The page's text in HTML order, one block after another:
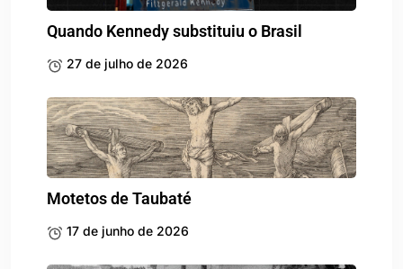
Quando Kennedy substituiu o Brasil
27 de julho de 2026
Motetos de Taubaté
17 de junho de 2026